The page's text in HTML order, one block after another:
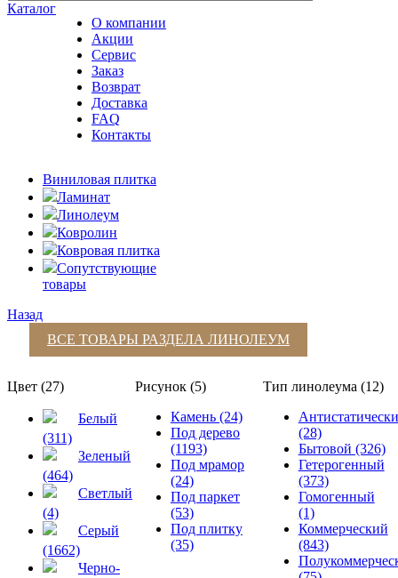
Каталог
О компании
Акции
Сервис
Заказ
Возврат
Доставка
FAQ
Контакты
Виниловая плитка
Ламинат
Линолеум
Ковролин
Ковровая плитка
Сопутствующие
товары
Назад
ВСЕ ТОВАРЫ РАЗДЕЛА ЛИНОЛЕУМ
Цвет (27)
Белый
(311)
Зеленый
(464)
Светлый
(4)
Серый
(1662)
Черно-
Рисунок (5)
Камень (24)
Под дерево
(1193)
Под мрамор
(24)
Под паркет
(53)
Под плитку
(35)
Тип линолеума (12)
(28)
Бытовой (326)
Гетерогенный
(373)
Гомогенный
(1)
Коммерческий
(843)